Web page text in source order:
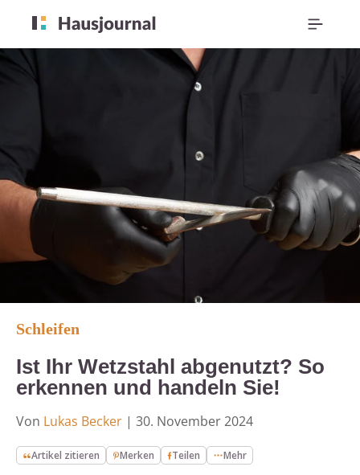
Schleifen
Ist Ihr Wetzstahl abgenutzt? So
erkennen und handeln Sie!
Von Lukas Becker | 30. November 2024
Artikel zitieren Merken Teilen Mehr